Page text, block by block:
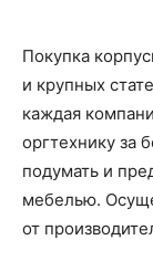
Покупка
и крупных
каждая
оргтехнику за
подумать и
мебелью.
от